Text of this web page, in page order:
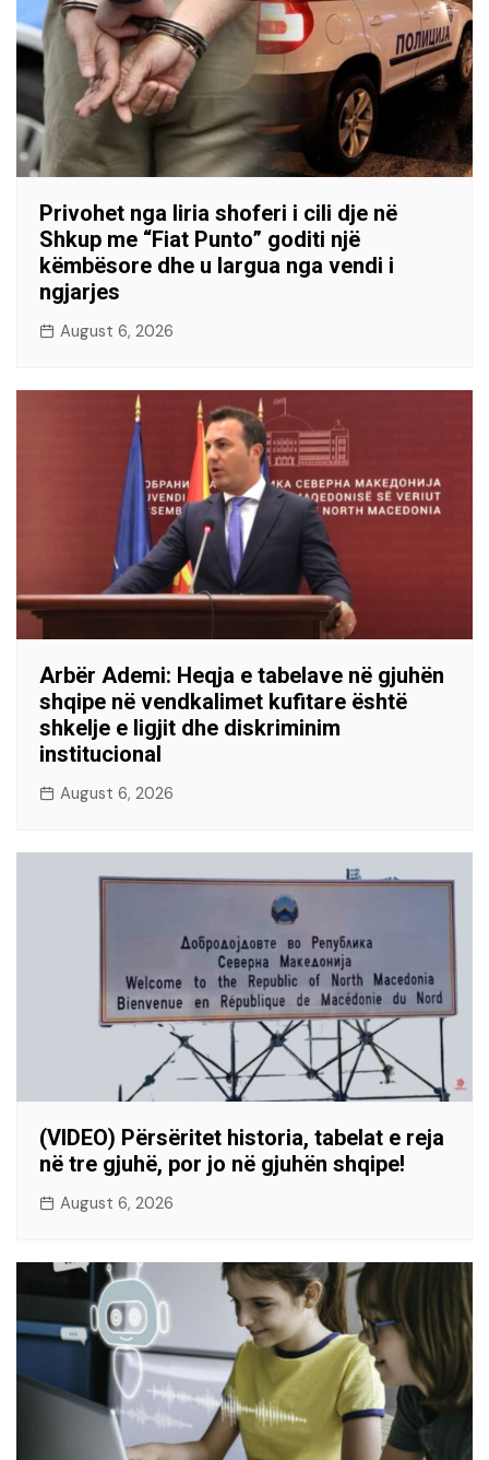
Privohet nga liria shoferi i cili dje në
Shkup me “Fiat Punto” goditi një
këmbësore dhe u largua nga vendi i
ngjarjes
August 6, 2026
Arbër Ademi: Heqja e tabelave në gjuhën
shqipe në vendkalimet kufitare është
shkelje e ligjit dhe diskriminim
institucional
August 6, 2026
(VIDEO) Përsëritet historia, tabelat e reja
në tre gjuhë, por jo në gjuhën shqipe!
August 6, 2026